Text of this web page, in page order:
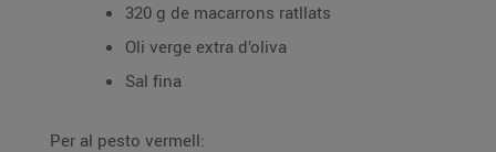
320 g de macarrons ratllats
Oli verge extra d’oliva
Sal fina
Per al pesto vermell: